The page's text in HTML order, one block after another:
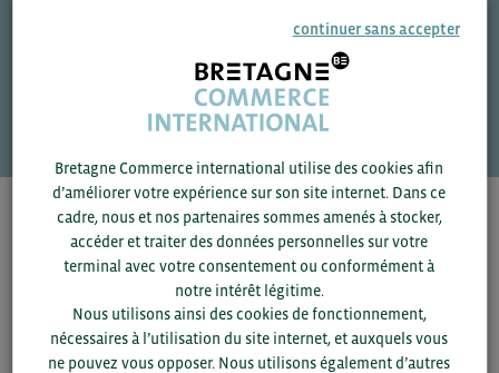
Une question ?
VOS CONTACTS
Pour voir les contacts, merci de renseigner votre
département et votre secteurou connectez-vous.
continuer sans accepter
Bretagne Commerce international utilise des cookies afin
d’améliorer votre expérience sur son site internet. Dans ce
cadre, nous et nos partenaires sommes amenés à stocker,
accéder et traiter des données personnelles sur votre
terminal avec votre consentement ou conformément à
notre intérêt légitime.
Nous utilisons ainsi des cookies de fonctionnement,
nécessaires à l’utilisation du site internet, et auxquels vous
ne pouvez vous opposer. Nous utilisons également d’autres